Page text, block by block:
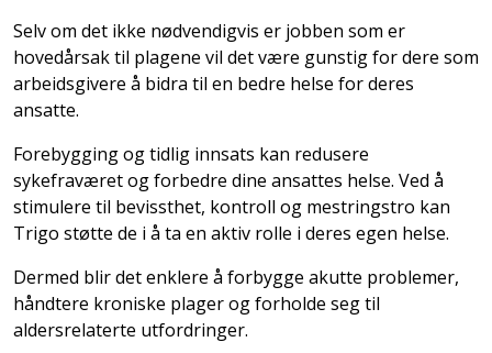
Selv om det ikke nødvendigvis er jobben som er
hovedårsak til plagene vil det være gunstig for dere som
arbeidsgivere å bidra til en bedre helse for deres
ansatte.
Forebygging og tidlig innsats kan redusere
sykefraværet og forbedre dine ansattes helse. Ved å
stimulere til bevissthet, kontroll og mestringstro kan
Trigo støtte de i å ta en aktiv rolle i deres egen helse.
Dermed blir det enklere å forbygge akutte problemer,
håndtere kroniske plager og forholde seg til
aldersrelaterte utfordringer.